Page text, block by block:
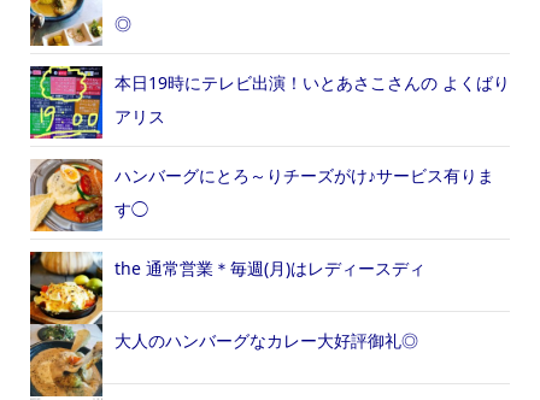
◎
本日19時にテレビ出演！いとあさこさんの よくばり
アリス
ハンバーグにとろ～りチーズがけ♪サービス有りま
す◯
the 通常営業＊毎週(月)はレディースディ
大人のハンバーグなカレー大好評御礼◎